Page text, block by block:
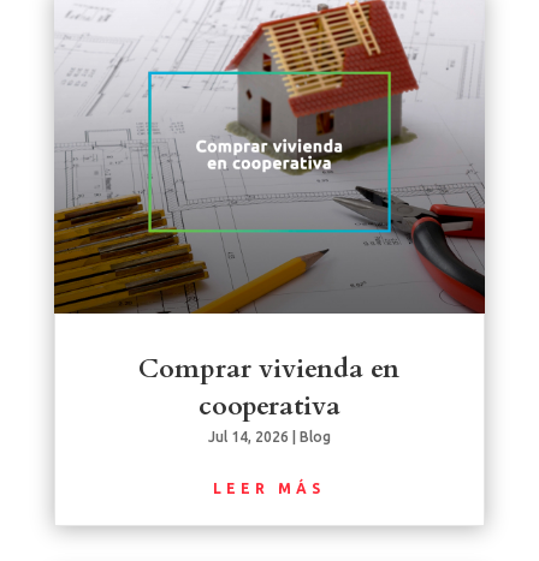
Comprar vivienda en
cooperativa
Jul 14, 2026 Blog
LEER MÁS